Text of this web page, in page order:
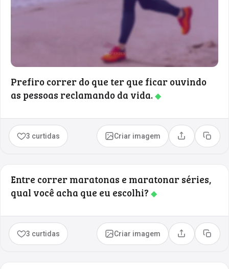
Prefiro correr do que ter que ficar ouvindo
as pessoas reclamando da vida.◆
3 curtidas Criar imagem Compartilhar
Copiar
Entre correr maratonas e maratonar séries,
qual você acha que eu escolhi? ◆
3 curtidas Criar imagem Compartilhar
Copiar